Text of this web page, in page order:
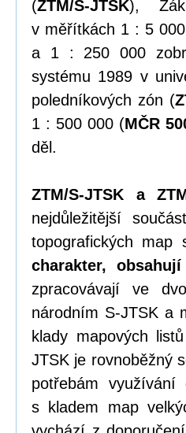
(ZTM/S-JTSK),
v měřítkách 1 : 5
a 1 : 250 000
systému 1989 v
poledníkových zón (
1 : 500 000 (MČR
děl.
ZTM/S-JTSK a
nejdůležitější
topografických
charakter,
zpracovávají ve
národním S-JTSK a
klady mapových
JTSK je rovnoběžný
potřebám
s kladem map